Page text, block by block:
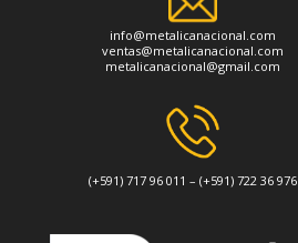
info@metalicanacional.com
ventas@metalicanacional.com
metalicanacional@gmail.com
(+591) 717 96 011 – (+591) 722 36 976